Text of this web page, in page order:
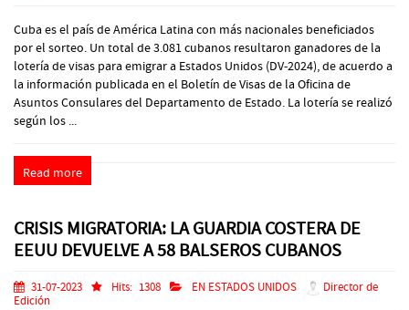
Cuba es el país de América Latina con más nacionales beneficiados
por el sorteo. Un total de 3.081 cubanos resultaron ganadores de la
lotería de visas para emigrar a Estados Unidos (DV-2024), de acuerdo a
la información publicada en el Boletín de Visas de la Oficina de
Asuntos Consulares del Departamento de Estado. La lotería se realizó
según los ...
Read more
CRISIS MIGRATORIA: LA GUARDIA COSTERA DE
EEUU DEVUELVE A 58 BALSEROS CUBANOS
31-07-2023 Hits: 1308 EN ESTADOS UNIDOS
Director de
Edición